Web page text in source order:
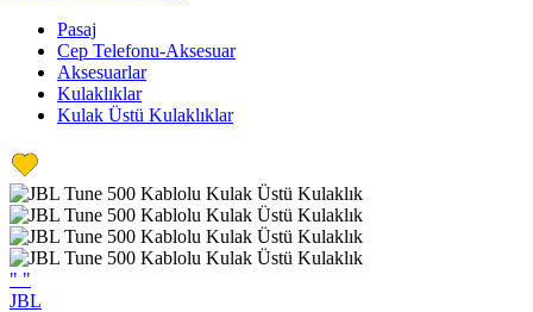
Pasaj
Cep Telefonu-Aksesuar
Aksesuarlar
Kulaklıklar
Kulak Üstü Kulaklıklar
" "
JBL